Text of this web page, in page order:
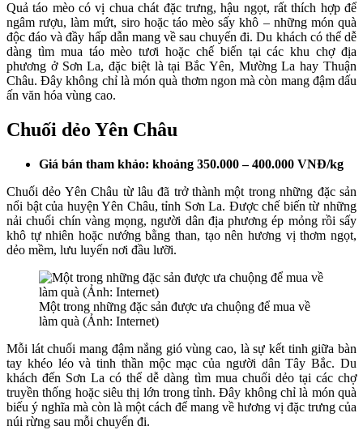
Quả táo mèo có vị chua chát đặc trưng, hậu ngọt, rất thích hợp để
ngâm rượu, làm mứt, siro hoặc táo mèo sấy khô – những món quà
độc đáo và đầy hấp dẫn mang về sau chuyến đi. Du khách có thể dễ
dàng tìm mua táo mèo tươi hoặc chế biến tại các khu chợ địa
phương ở Sơn La, đặc biệt là tại Bắc Yên, Mường La hay Thuận
Châu. Đây không chỉ là món quà thơm ngon mà còn mang đậm dấu
ấn văn hóa vùng cao.
Chuối dẻo Yên Châu
Giá bán tham khảo: khoảng 350.000 – 400.000 VNĐ/kg
Chuối dẻo Yên Châu từ lâu đã trở thành một trong những đặc sản
nổi bật của huyện Yên Châu, tỉnh Sơn La. Được chế biến từ những
nải chuối chín vàng mọng, người dân địa phương ép mỏng rồi sấy
khô tự nhiên hoặc nướng bằng than, tạo nên hương vị thơm ngọt,
dẻo mềm, lưu luyến nơi đầu lưỡi.
Một trong những đặc sản được ưa chuộng để mua về
làm quà (Ảnh: Internet)
Mỗi lát chuối mang đậm nắng gió vùng cao, là sự kết tinh giữa bàn
tay khéo léo và tinh thần mộc mạc của người dân Tây Bắc. Du
khách đến Sơn La có thể dễ dàng tìm mua chuối dẻo tại các chợ
truyền thống hoặc siêu thị lớn trong tỉnh. Đây không chỉ là món quà
biếu ý nghĩa mà còn là một cách để mang về hương vị đặc trưng của
núi rừng sau mỗi chuyến đi.